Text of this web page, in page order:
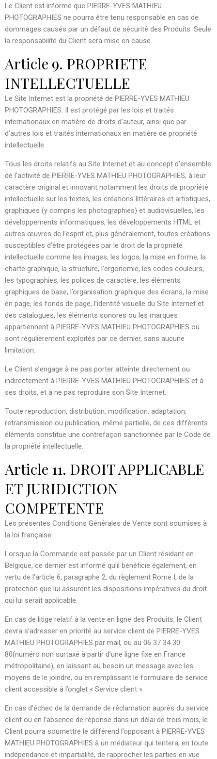
Le Client est informé que PIERRE-YVES MATHIEU
PHOTOGRAPHIES ne pourra être tenu responsable en cas de
dommages causés par un défaut de sécurité des Produits. Seule
la responsabilité du Client sera mise en cause.
Article 9. PROPRIETE
INTELLECTUELLE
Le Site Internet est la propriété de PIERRE-YVES MATHIEU
PHOTOGRAPHIES. Il est protégé par les lois et traités
internationaux en matière de droits d’auteur, ainsi que par
d’autres lois et traités internationaux en matière de propriété
intellectuelle.
Tous les droits relatifs au Site Internet et au concept d’ensemble
de l’activité de PIERRE-YVES MATHIEU PHOTOGRAPHIES, à leur
caractère original et innovant notamment les droits de propriété
intellectuelle sur les textes, les créations littéraires et artistiques,
graphiques (y compris les photographies) et audiovisuelles, les
développements informatiques, les développements HTML et
autres œuvres de l’esprit et, plus généralement, toutes créations
susceptibles d’être protégées par le droit de la propriété
intellectuelle comme les images, les logos, la mise en forme, la
charte graphique, la structure, l’ergonomie, les codes couleurs,
les typographies, les polices de caractère, les éléments
graphiques de base, l’organisation graphique des écrans, la mise
en page, les fonds de page, l’identité visuelle du Site Internet et
des catalogues, les éléments sonores ou les marques
appartiennent à PIERRE-YVES MATHIEU PHOTOGRAPHIES ou
sont régulièrement exploités par ce dernier, sans aucune
limitation.
Le Client s’engage à ne pas porter atteinte directement ou
indirectement à PIERRE-YVES MATHIEU PHOTOGRAPHIES et à
ses droits, et à ne pas reproduire son Site Internet.
Toute reproduction, distribution, modification, adaptation,
retransmission ou publication, même partielle, de ces différents
éléments constitue une contrefaçon sanctionnée par le Code de
la propriété intellectuelle.
Article 11. DROIT APPLICABLE
ET JURIDICTION
COMPETENTE
Les présentes Conditions Générales de Vente sont soumises à
la loi française.
Lorsque la Commande est passée par un Client résidant en
Belgique, ce dernier est informé qu’il bénéficie également, en
vertu de l’article 6, paragraphe 2, du règlement Rome I, de la
protection que lui assurent les dispositions impératives du droit
qui lui serait applicable.
En cas de litige relatif à la vente en ligne des Produits, le Client
devra s’adresser en priorité au service client de PIERRE-YVES
MATHIEU PHOTOGRAPHIES par mail, ou au 06 37 34 30
80(numéro non surtaxé à partir d’une ligne fixe en France
métropolitaine), en laissant au besoin un message avec les
moyens de le joindre, ou en remplissant le formulaire de service
client accessible à l’onglet « Service client ».
En cas d’échec de la demande de réclamation auprès du service
client ou en l’absence de réponse dans un délai de trois mois, le
Client pourra soumettre le différend l’opposant à PIERRE-YVES
MATHIEU PHOTOGRAPHIES à un médiateur qui tentera, en toute
indépendance et impartialité, de rapprocher les parties en vue